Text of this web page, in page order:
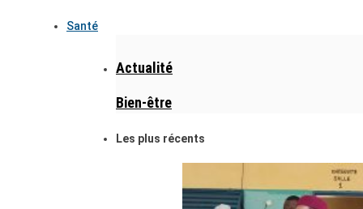
Santé
Actualité
Bien-être
Les plus récents